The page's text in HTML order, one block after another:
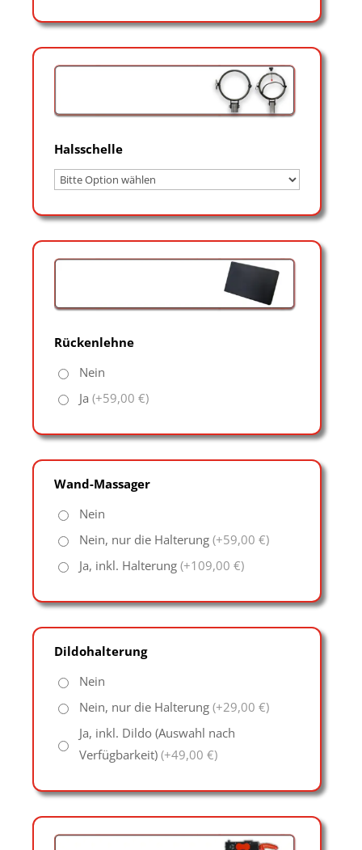
Halsschelle
Rückenlehne
Nein
Ja (+59,00 €)
Wand-Massager
Nein
Nein, nur die Halterung (+59,00 €)
Ja, inkl. Halterung (+109,00 €)
Dildohalterung
Nein
Nein, nur die Halterung (+29,00 €)
Ja, inkl. Dildo (Auswahl nach
Verfügbarkeit) (+49,00 €)